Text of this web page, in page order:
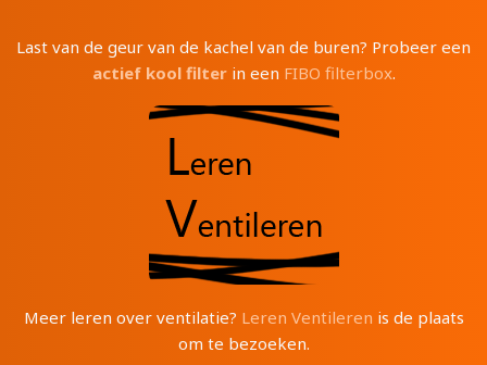
Last van de geur van de kachel van de buren? Probeer een
actief kool filterin een FIBO filterbox.
Meer leren over ventilatie? Leren Ventileren is de plaats
om te bezoeken.